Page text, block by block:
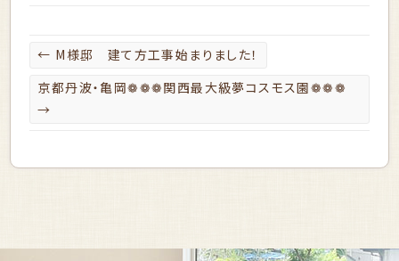
← M様邸 建て方工事始まりました！
京都丹波・亀岡❁❁❁関西最大級夢コスモス園❁❁❁
→